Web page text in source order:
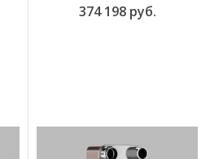
374 198 руб.